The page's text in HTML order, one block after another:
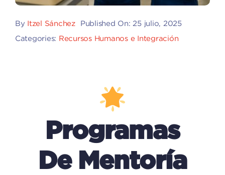
By Itzel Sánchez
Published On: 25 julio, 2025
Categories: Recursos Humanos e Integración
Programas
De Mentoría